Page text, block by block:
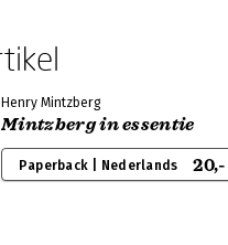
Henry Mintzberg
Mintzberg in essentie
Paperback | Nederlands 20,-